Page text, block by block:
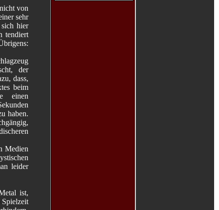
von
sehr
hier
tendiert
der
dass,
beim
einen
haben.
Medien
leider
ist,